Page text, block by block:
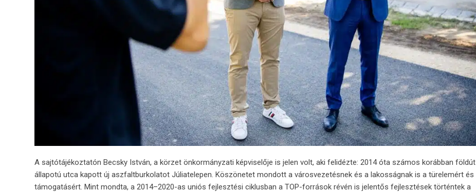
A sajtótájékoztatón Becsky István, a körzet önkormányzati képviselője is jelen volt, aki felidézte: 2014 óta számos korábban földút
állapotú utca kapott új aszfaltburkolatot Júliatelepen. Köszönetet mondott a városvezetésnek és a lakosságnak is a türelemért és
támogatásért. Mint mondta, a 2014–2020-as uniós fejlesztési ciklusban a TOP-források révén is jelentős fejlesztések történtek a